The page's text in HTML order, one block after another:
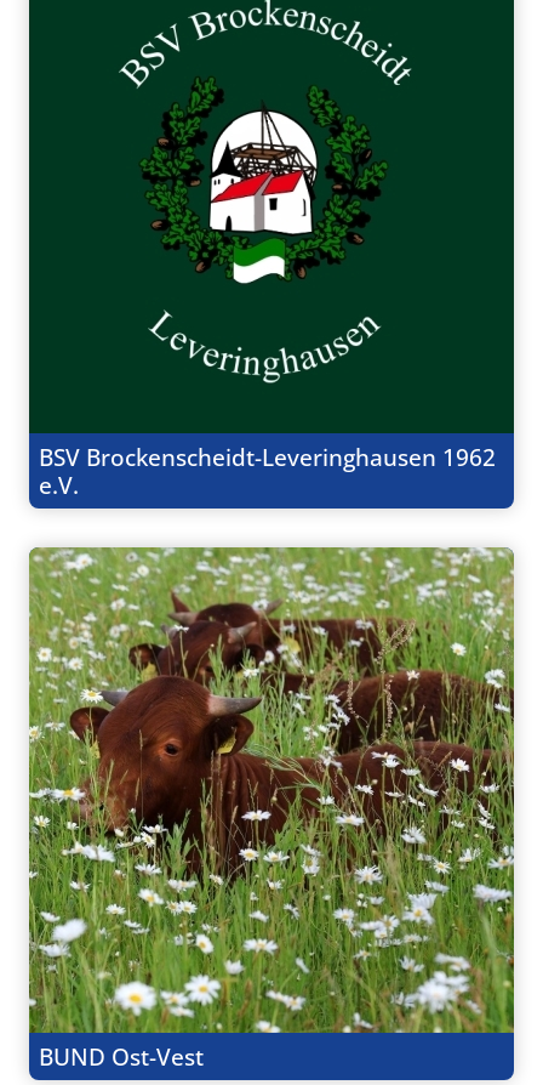
BSV Brockenscheidt-Leveringhausen 1962
e.V.
BUND Ost-Vest